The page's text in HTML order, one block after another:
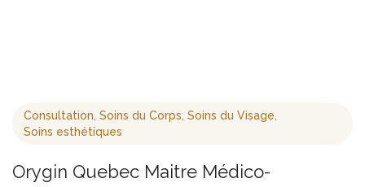
Consultation, Soins du Corps, Soins du Visage,
Soins esthétiques
Orygin Quebec Maitre Médico-